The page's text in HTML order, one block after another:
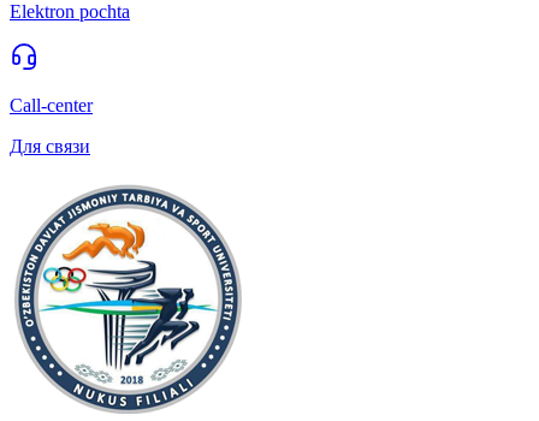
Elektron pochta
Call-center
Для связи